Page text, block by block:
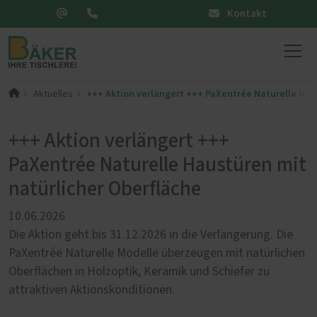
Kontakt
Aktuelles +++ Aktion verlängert +++ PaXentrée Naturelle
+++ Aktion verlängert +++
PaXentrée Naturelle Haustüren mit
natürlicher Oberfläche
10.06.2026
Die Aktion geht bis 31.12.2026 in die Verlängerung. Die
PaXentrée Naturelle Modelle überzeugen mit natürlichen
Oberflächen in Holzoptik, Keramik und Schiefer zu
attraktiven Aktionskonditionen.